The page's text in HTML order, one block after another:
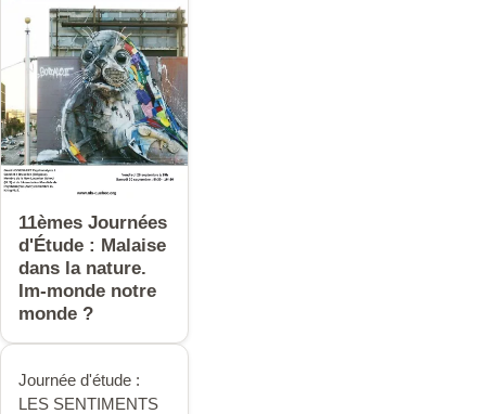
11èmes Journées
d'Étude : Malaise
dans la nature.
Im-monde notre
monde ?
Journée d'étude :
LES SENTIMENTS